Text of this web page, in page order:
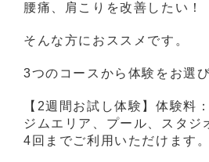
腰痛、肩こりを改善したい！
そんな方におススメです。
3つのコースから体験をお選
【2週間お試し体験】体験料
ジムエリア、プール、スタジ
4回までご利用いただけます。